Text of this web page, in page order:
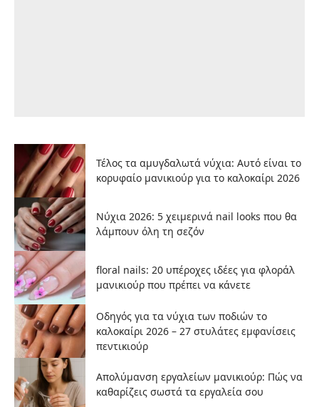
Τέλος τα αμυγδαλωτά νύχια: Αυτό είναι το
κορυφαίο μανικιούρ για το καλοκαίρι 2026
Νύχια 2026: 5 χειμερινά nail looks που θα
λάμπουν όλη τη σεζόν
floral nails: 20 υπέροχες ιδέες για φλοράλ
μανικιούρ που πρέπει να κάνετε
Οδηγός για τα νύχια των ποδιών το
καλοκαίρι 2026 – 27 στυλάτες εμφανίσεις
πεντικιούρ
Απολύμανση εργαλείων μανικιούρ: Πώς να
καθαρίζεις σωστά τα εργαλεία σου